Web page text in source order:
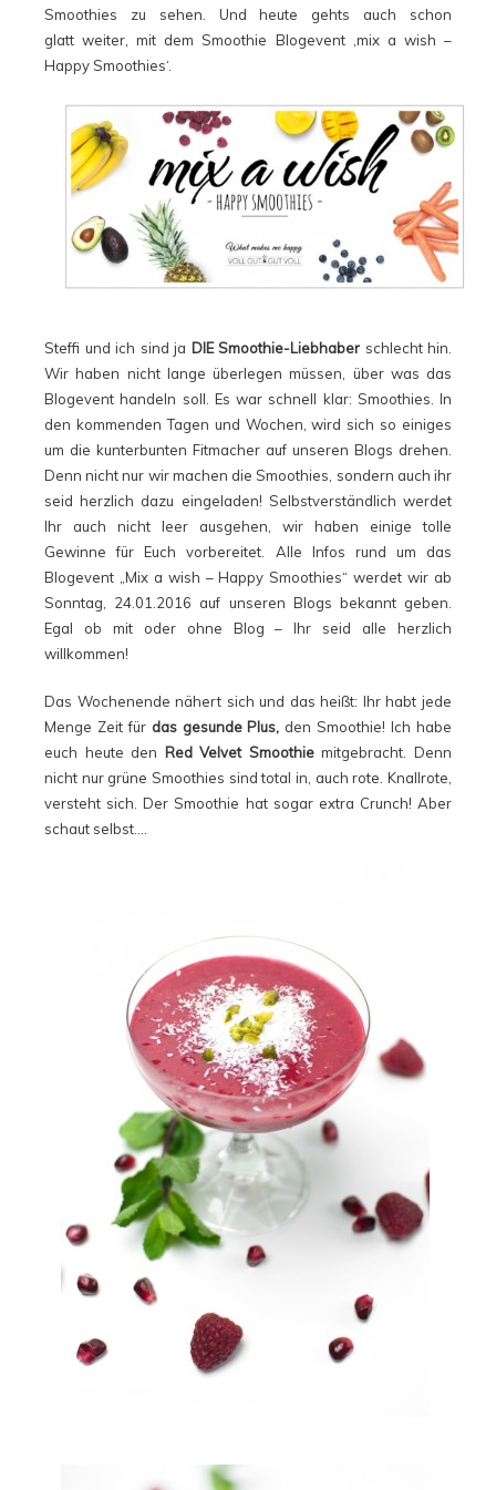
Smoothies zu sehen. Und heute gehts auch schon
glatt weiter, mit dem Smoothie Blogevent ‚mix a wish –
Happy Smoothies‘.
Steffi und ich sind ja DIE Smoothie-Liebhaber schlecht hin.
Wir haben nicht lange überlegen müssen, über was das
Blogevent handeln soll. Es war schnell klar: Smoothies. In
den kommenden Tagen und Wochen, wird sich so einiges
um die kunterbunten Fitmacher auf unseren Blogs drehen.
Denn nicht nur wir machen die Smoothies, sondern auch ihr
seid herzlich dazu eingeladen! Selbstverständlich werdet
Ihr auch nicht leer ausgehen, wir haben einige tolle
Gewinne für Euch vorbereitet. Alle Infos rund um das
Blogevent „Mix a wish – Happy Smoothies“ werdet wir ab
Sonntag, 24.01.2016 auf unseren Blogs bekannt geben.
Egal ob mit oder ohne Blog – Ihr seid alle herzlich
willkommen!
Das Wochenende nähert sich und das heißt: Ihr habt jede
Menge Zeit für das gesunde Plus, den Smoothie! Ich habe
euch heute den Red Velvet Smoothiemitgebracht. Denn
nicht nur grüne Smoothies sind total in, auch rote. Knallrote,
versteht sich. Der Smoothie hat sogar extra Crunch! Aber
schaut selbst….